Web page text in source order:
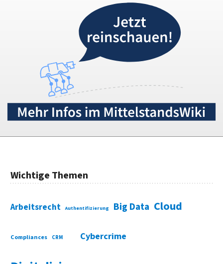
Wichtige Themen
Arbeitsrecht Authentifizierung Big Data Cloud
Compliances CRM Cybercrime